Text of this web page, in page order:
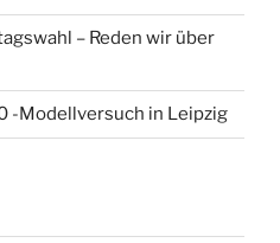
– Reden wir über
-Modellversuch in Leipzig